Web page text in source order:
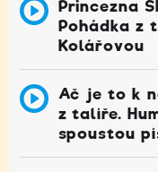
Princezna
Pohádka z
Kolářovou
Ač je to k
z talíře.
spoustou